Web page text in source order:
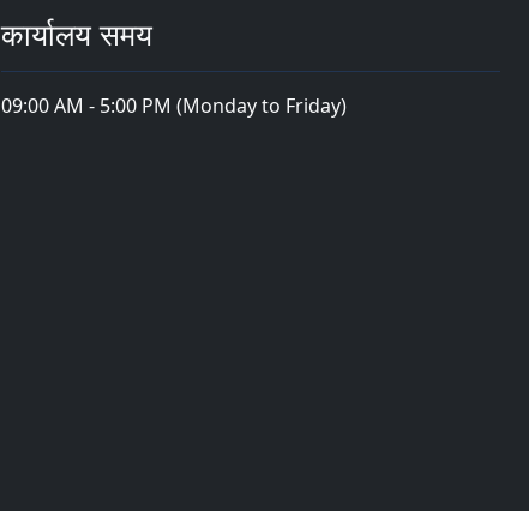
कार्यालय समय
09:00 AM - 5:00 PM (Monday to Friday)